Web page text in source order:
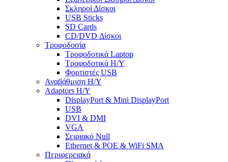
Σκληροί Δίσκοι
USB Sticks
SD Cards
CD/DVD Δίσκοι
Τροφοδοσία
Τροφοδοτικά Laptop
Τροφοδοτικά Η/Υ
Φορτιστές USB
Αναβάθμιση Η/Υ
Adaptors Η/Υ
DisplayPort & Mini DisplayPort
USB
DVI & DMI
VGA
Σειριακό Null
Ethernet & POE & WiFi SMA
Περιφερειακά